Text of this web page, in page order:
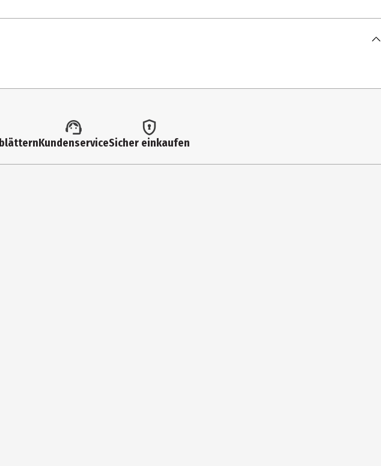
Anime
KundenserviceSicher einkaufen